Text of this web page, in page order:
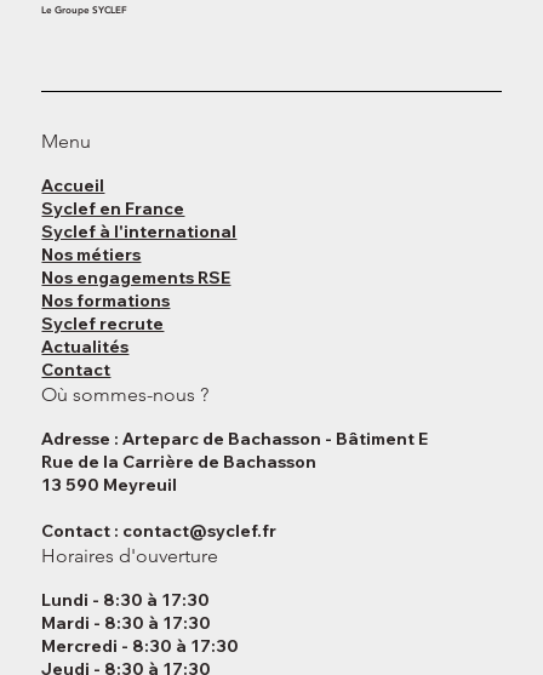
Le Groupe SYCLEF
Menu
Accueil
Syclef en France
Syclef à l'international
Nos métiers
Nos engagements RSE
Nos formations
Syclef recrute
Actualités
Contact
Où sommes-nous ?
Adresse : Arteparc de Bachasson - Bâtiment E
Rue de la Carrière de Bachasson
13 590 Meyreuil
Contact : contact@syclef.fr
Horaires d'ouverture
Lundi - 8:30 à 17:30
Mardi - 8:30 à 17:30
Mercredi - 8:30 à 17:30
Jeudi - 8:30 à 17:30